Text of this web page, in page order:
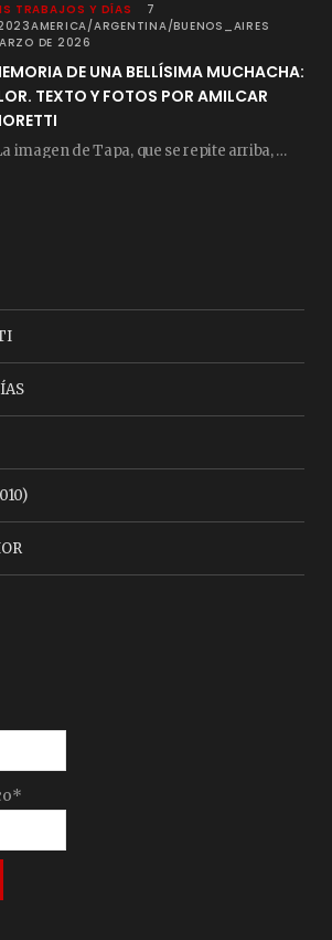
TRABAJOS Y DÍAS
7
ARGENTINA/BUENOS_AIRES
DE 2026
DE UNA BELLÍSIMA MUCHACHA:
TEXTO Y FOTOS POR AMILCAR
(La imagen de Tapa, que se repite arriba, fue compuesta por Amilcar Moretti el viernes…